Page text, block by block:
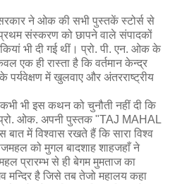
सरकार ने ओक की सभी पुस्तकें स्टोर्स से
संस्करण को छापने वाले संपादकों
भी दी गई थीं। प्रो. पी. एन. ओक के
एक ही रास्ता है कि वर्तमान केन्द्र
पर्यवेक्षण में खुलवाए और अंतरराष्ट्रीय
भी इस कथन को चुनौती नहीं दी कि
प्रो. ओक. अपनी पुस्तक "TAJ MAHAL
में विश्वास रखते हैं कि सारा विश्व
को मुगल बादशाह शाहजहाँ ने
प्रारम्भ से ही बेगम मुमताज का
मन्दिर है जिसे तब तेजो महालय कहा